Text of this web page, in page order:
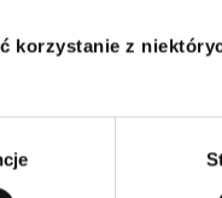
korzystanie z